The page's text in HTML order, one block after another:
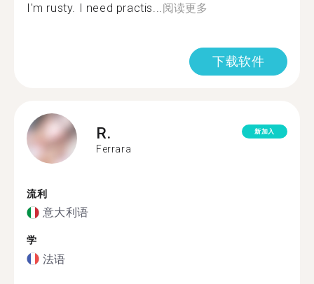
I'm rusty. I need practis... 阅读更多
下载软件
R.
Ferrara
新加入
流利
意大利语
学
法语